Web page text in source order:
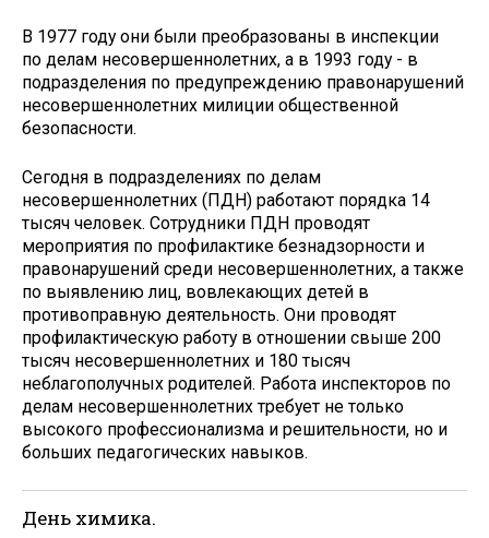
В 1977 году они были преобразованы в инспекции
по делам несовершеннолетних, а в 1993 году - в
подразделения по предупреждению правонарушений
несовершеннолетних милиции общественной
безопасности.
Сегодня в подразделениях по делам
несовершеннолетних (ПДН) работают порядка 14
тысяч человек. Сотрудники ПДН проводят
мероприятия по профилактике безнадзорности и
правонарушений среди несовершеннолетних, а также
по выявлению лиц, вовлекающих детей в
противоправную деятельность. Они проводят
профилактическую работу в отношении свыше 200
тысяч несовершеннолетних и 180 тысяч
неблагополучных родителей. Работа инспекторов по
делам несовершеннолетних требует не только
высокого профессионализма и решительности, но и
больших педагогических навыков.
День химика.